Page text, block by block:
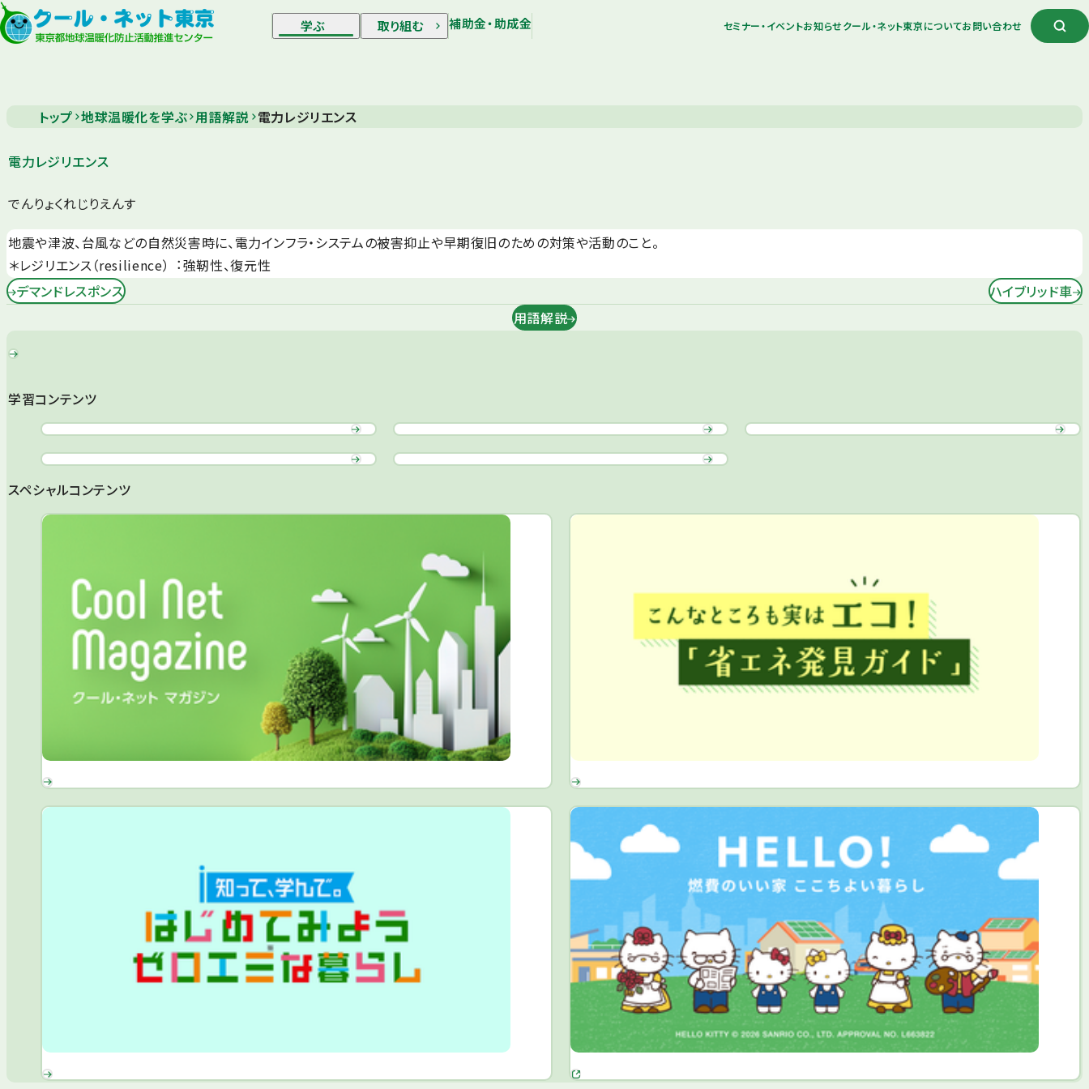
学ぶ 取り組む 補助金・助成金 セミナー・イベントお知らせクール・ネット東京についてお問い合わせ
トップ 地球温暖化を学ぶ 用語解説 電力レジリエンス
電力レジリエンス
でんりょくれじりえんす
地震や津波、台⾵などの⾃然災害時に、電⼒インフラ・システムの被害抑⽌や早期復旧のための対策や活動のこと。
＊レジリエンス（resilience）︓強靭性、復元性
デマンドレスポンス
ハイブリッド車
用語解説
学習コンテンツ
スペシャルコンテンツ